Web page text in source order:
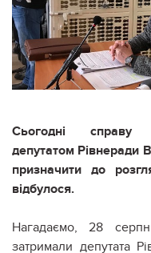
Сьогодні
депутатом Рівнеради
призначити до
відбулося.
Нагадаємо, 28
затримали депутата